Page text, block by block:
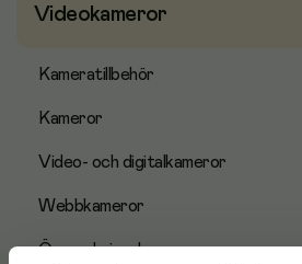
Videokameror
Kameratillbehör
Kameror
Video- och digitalkameror
Webbkameror
Övervakningskameror